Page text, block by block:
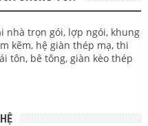
nhà trọn gói, lợp ngói, khung
kẽm, hệ giàn thép mạ, thi
tôn, bê tông, giàn kèo thép